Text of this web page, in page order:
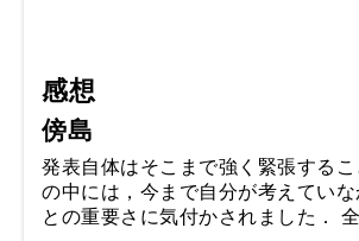
感想
傍島
発表自体はそこまで強く緊張する
の中には，今まで自分が考えてい
との重要さに気付かされました．